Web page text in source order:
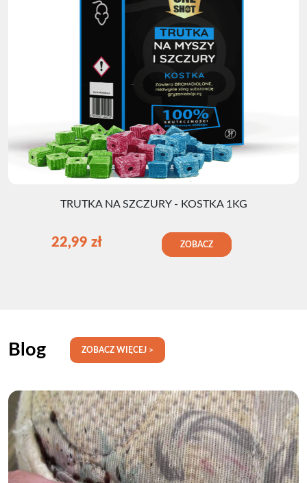
TRUTKA NA SZCZURY - KOSTKA 1KG
22,99 zł ZOBACZ
Blog ZOBACZ WIĘCEJ >